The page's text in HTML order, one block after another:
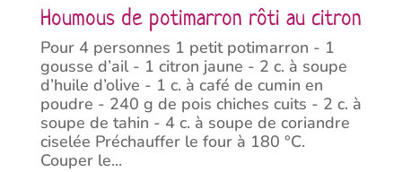
Houmous de potimarron rôti au citron
Pour 4 personnes 1 petit potimarron - 1
gousse d’ail - 1 citron jaune - 2 c. à soupe
d’huile d’olive - 1 c. à café de cumin en
poudre - 240 g de pois chiches cuits - 2 c. à
soupe de tahin - 4 c. à soupe de coriandre
ciselée Préchauffer le four à 180 °C.
Couper le...